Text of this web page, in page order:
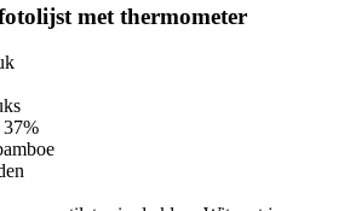
met thermometer